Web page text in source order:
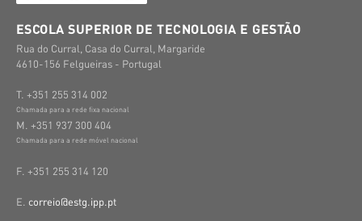
ESCOLA SUPERIOR DE TECNOLOGIA E GESTÃO
Rua do Curral, Casa do Curral, Margaride
4610-156 Felgueiras - Portugal
T. +351 255 314 002
Chamada para a rede fixa nacional
M. +351 937 300 404
Chamada para a rede móvel nacional
F. +351 255 314 120
E. correio@estg.ipp.pt